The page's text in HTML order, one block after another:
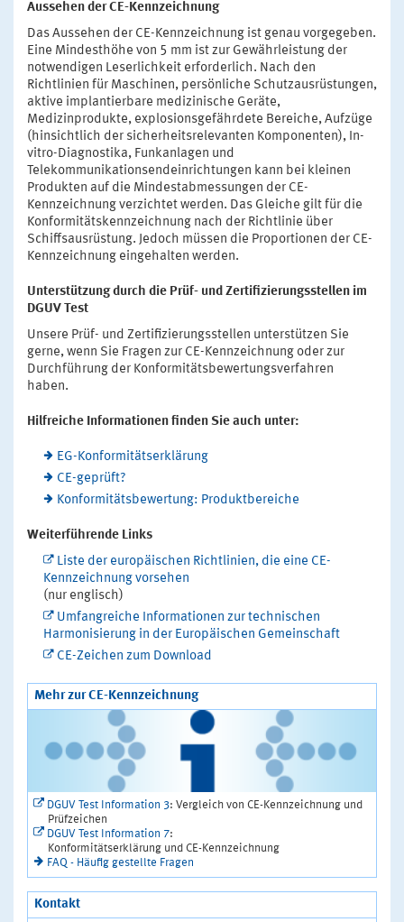
Aussehen der CE-Kennzeichnung
Das Aussehen der CE-Kennzeichnung ist genau vorgegeben.
Eine Mindesthöhe von 5 mm ist zur Gewährleistung der
notwendigen Leserlichkeit erforderlich. Nach den
Richtlinien für Maschinen, persönliche Schutzausrüstungen,
aktive implantierbare medizinische Geräte,
Medizinprodukte, explosionsgefährdete Bereiche, Aufzüge
(hinsichtlich der sicherheitsrelevanten Komponenten), In-
vitro-Diagnostika, Funkanlagen und
Telekommunikationsendeinrichtungen kann bei kleinen
Produkten auf die Mindestabmessungen der CE-
Kennzeichnung verzichtet werden. Das Gleiche gilt für die
Konformitätskennzeichnung nach der Richtlinie über
Schiffsausrüstung. Jedoch müssen die Proportionen der CE-
Kennzeichnung eingehalten werden.
Unterstützung durch die Prüf- und Zertifizierungsstellen im
DGUV Test
Unsere Prüf- und Zertifizierungsstellen unterstützen Sie
gerne, wenn Sie Fragen zur CE-Kennzeichnung oder zur
Durchführung der Konformitätsbewertungsverfahren
haben.
Hilfreiche Informationen finden Sie auch unter:
EG-Konformitätserklärung
CE-geprüft?
Konformitätsbewertung: Produktbereiche
Weiterführende Links
Liste der europäischen Richtlinien, die eine CE-
Kennzeichnung vorsehen
(nur englisch)
Umfangreiche Informationen zur technischen
Harmonisierung in der Europäischen Gemeinschaft
CE-Zeichen zum Download
Mehr zur CE-Kennzeichnung
DGUV Test Information 3: Vergleich von CE-Kennzeichnung und
Prüfzeichen
DGUV Test Information 7:
Konformitätserklärung und CE-Kennzeichnung
FAQ - Häufig gestellte Fragen
Kontakt